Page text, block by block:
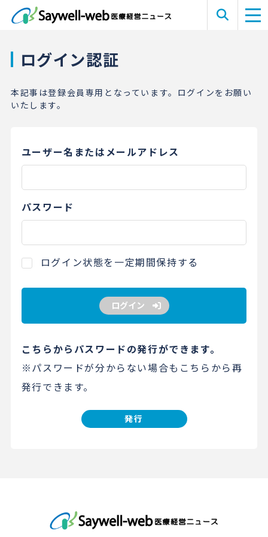
ログイン認証
本記事は登録会員専用となっています。ログインをお願い
いたします。
ユーザー名またはメールアドレス
パスワード
ログイン状態を一定期間保持する
ログイン
こちらからパスワードの発行ができます。
※パスワードが分からない場合もこちらから再
発行できます。
発行